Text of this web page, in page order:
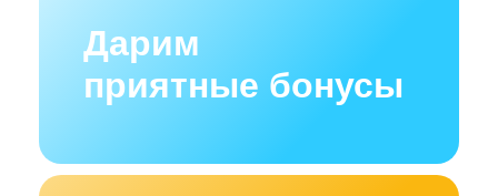
Дарим
приятные бонусы